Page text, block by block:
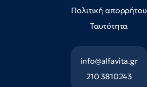
Πολιτική απορρήτου
Ταυτότητα
info@alfavita.gr
210 3810243